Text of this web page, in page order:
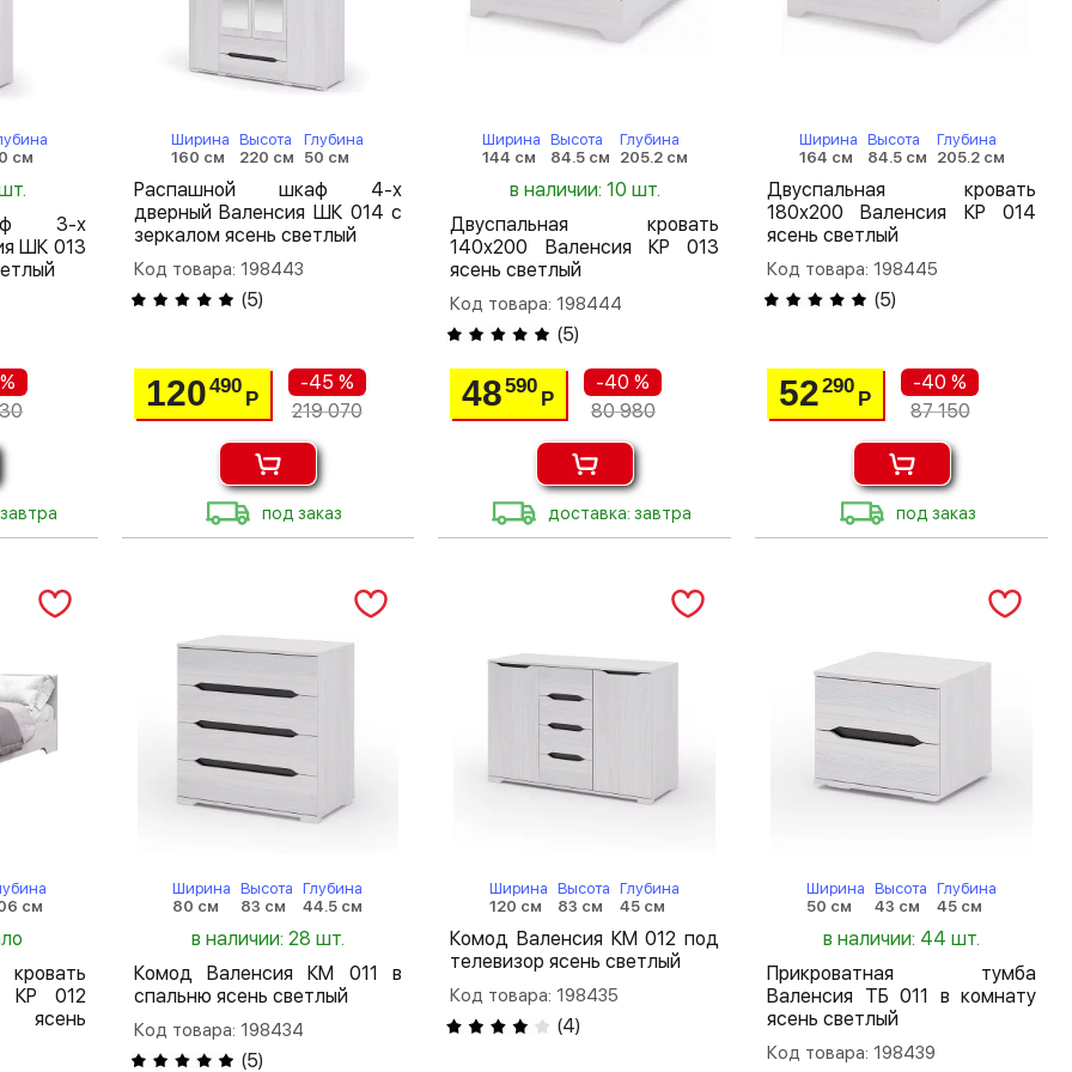
см
3-х
ШК 013
Ширина
160 см
Высота
220 см
Глубина
50 см
Распашной шкаф 4-х
дверный Валенсия ШК 014 с
зеркалом ясень светлый
Код товара: 198443
(5)
120490
Р
-45 %
219 070
под заказ
Ширина
144 см
Высота
84.5 см
Глубина
205.2 см
в наличии: 10 шт.
Двуспальная кровать
140х200 Валенсия КР 013
ясень светлый
Код товара: 198444
(5)
48590
Р
-40 %
80 980
доставка: завтра
Ширина
164 см
Высота
84.5 см
Глубина
205.2 см
Двуспальная кровать
180х200 Валенсия КР 014
ясень светлый
Код товара: 198445
(5)
52290
Р
-40 %
87 150
под заказ
см
КР 012
ясень
Ширина
80 см
Высота
83 см
Глубина
44.5 см
в наличии: 28 шт.
Комод Валенсия КМ 011 в
спальню ясень светлый
Код товара: 198434
(5)
Ширина
120 см
Высота
83 см
Глубина
45 см
Комод Валенсия КМ 012 под
телевизор ясень светлый
Код товара: 198435
(4)
Ширина
50 см
Высота
43 см
Глубина
45 см
в наличии: 44 шт.
Прикроватная тумба
Валенсия ТБ 011 в комнату
ясень светлый
Код товара: 198439